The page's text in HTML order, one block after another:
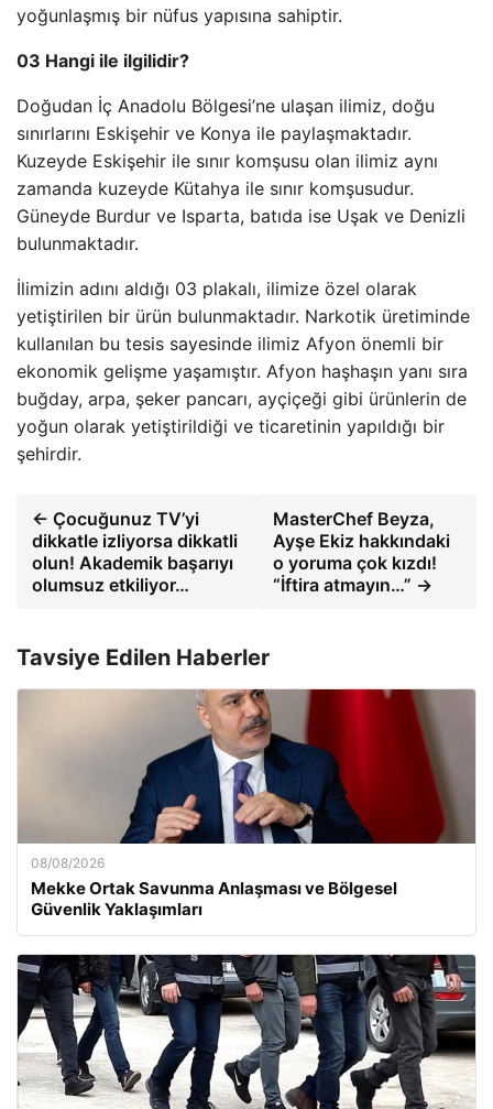
yoğunlaşmış bir nüfus yapısına sahiptir.
03 Hangi ile ilgilidir?
Doğudan İç Anadolu Bölgesi’ne ulaşan ilimiz, doğu
sınırlarını Eskişehir ve Konya ile paylaşmaktadır.
Kuzeyde Eskişehir ile sınır komşusu olan ilimiz aynı
zamanda kuzeyde Kütahya ile sınır komşusudur.
Güneyde Burdur ve Isparta, batıda ise Uşak ve Denizli
bulunmaktadır.
İlimizin adını aldığı 03 plakalı, ilimize özel olarak
yetiştirilen bir ürün bulunmaktadır. Narkotik üretiminde
kullanılan bu tesis sayesinde ilimiz Afyon önemli bir
ekonomik gelişme yaşamıştır. Afyon haşhaşın yanı sıra
buğday, arpa, şeker pancarı, ayçiçeği gibi ürünlerin de
yoğun olarak yetiştirildiği ve ticaretinin yapıldığı bir
şehirdir.
← Çocuğunuz TV’yi
dikkatle izliyorsa dikkatli
olun! Akademik başarıyı
olumsuz etkiliyor…
MasterChef Beyza,
Ayşe Ekiz hakkındaki
o yoruma çok kızdı!
“İftira atmayın…” →
Tavsiye Edilen Haberler
08/08/2026
Mekke Ortak Savunma Anlaşması ve Bölgesel
Güvenlik Yaklaşımları